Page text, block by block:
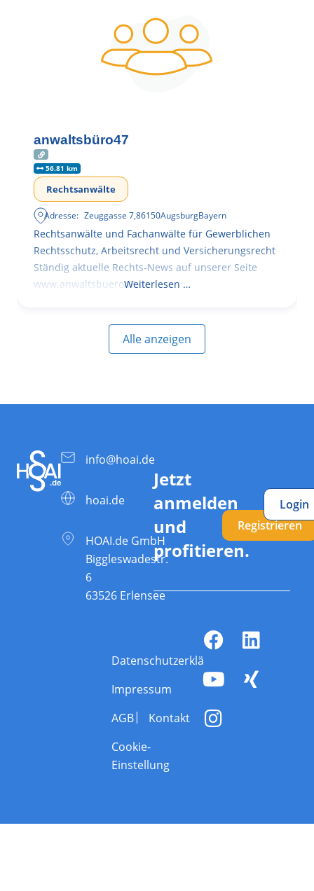
anwaltsbüro47
56.81 km
Rechtsanwälte
Adresse: Zeuggasse 7,86150AugsburgBayern
Rechtsanwälte und Fachanwälte für Gewerblichen
Rechtsschutz, Arbeitsrecht und Versicherungsrecht
Ständig aktuelle Rechts-News auf unserer Seite
www.anwaltsbuero47.deWeiterlesen …
Alle anzeigen
info@hoai.de
hoai.de
HOAI.de GmbH
Biggleswadestr.
6
63526 Erlensee
Jetzt
anmelden
und
profitieren.
Registrieren
Login
Datenschutzerklärung
Impressum
AGB
Kontakt
Cookie-
Einstellung